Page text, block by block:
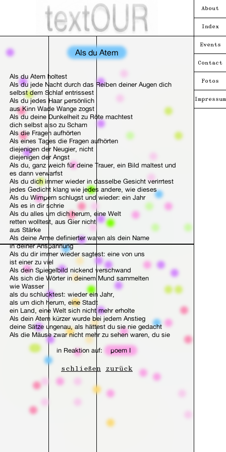
Als du Atem
Als du Atem holtest
Als du jede Nacht durch das Reiben deiner Augen dich
selbst dem Schlaf entrissest
Als du jedes Haar persönlich
aus Kinn Wade Wange zogst
Als du deine Dunkelheit zu Röte machtest
dich selbst also zu Scham
Als die Fragen aufhörten
Als eines Tages die Fragen aufhörten
diejenigen der Neugier, nicht
diejenigen der Angst
Als du, ganz weich für deine Trauer, ein Bild maltest und
es dann verwarfst
Als du dich immer wieder in dasselbe Gesicht verirrtest
jedes Gedicht klang wie jedes andere, wie dieses
Als du Wimpern schlugst und wieder: ein Jahr
Als es in dir schrie
Als du alles um dich herum, eine Welt
retten wolltest, aus Gier nicht
aus Stärke
Als deine Arme definierter waren als dein Name
in deiner Anspannung
Als du dir immer wieder sagtest: eine von uns
ist einer zu viel
Als dein Spiegelbild nickend verschwand
Als sich die Wörter in deinem Mund sammelten
wie Wasser
als du schlucktest: wieder ein Jahr,
als um dich herum, eine Stadt
ein Land, eine Welt sich nicht mehr erholte
Als dein Atem kürzer wurde bei jedem Anstieg
deine Sätze ungenau, als hättest du sie nie gedacht
Als die Mäuse zwar nicht mehr zu sehen waren, du sie
aber noch immer vermutetest
in den Dielen deiner Zweifel
Als die Zweige vor deinem Fenster zeigten: wieder ein Jahr
Als du Atem holtest,
und ranntest
in Reaktion auf: poem I
schließen zurück
About
Index
Events
Contact
Fotos
Impressum